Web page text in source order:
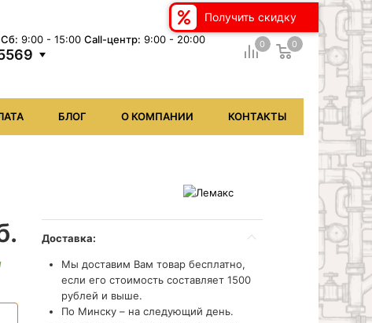
Сб: 9:00 - 15:00 Сall-центр: 9:00 - 20:00
БЛОГ О КОМПАНИИ КОНТАКТЫ
0 0
Доставка:
Мы доставим Вам товар бесплатно,
если его стоимость составляет 1500
рублей и выше.
По Минску – на следующий день.
Получить скидку